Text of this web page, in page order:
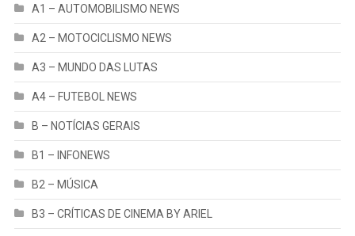
A1 – AUTOMOBILISMO NEWS
A2 – MOTOCICLISMO NEWS
A3 – MUNDO DAS LUTAS
A4 – FUTEBOL NEWS
B – NOTÍCIAS GERAIS
B1 – INFONEWS
B2 – MÚSICA
B3 – CRÍTICAS DE CINEMA BY ARIEL